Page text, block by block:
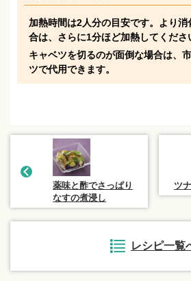
加熱時間は2人分の目安です。より
合は、さらに1分ほど加熱してくださ
キャベツを切るのが面倒な場合は、
ツで代用できます。
薬味と酢でさっぱり
なすの煮浸し
ツ
レシピ一覧